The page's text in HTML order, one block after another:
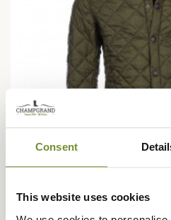
Consent
This website uses cookies